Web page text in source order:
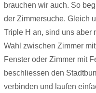
brauchen wir auch. So
der Zimmersuche. Gleich
Triple H an, sind uns aber
Wahl zwischen Zimmer
Fenster oder Zimmer mit
beschliessen den
verbinden und laufen